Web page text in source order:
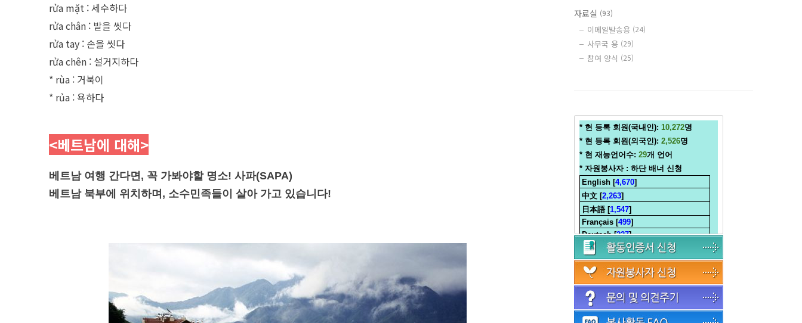
rửa mặt : 세수하다
rửa chân : 발을 씻다
rửa tay : 손을 씻다
rửa chên : 설거지하다
* rùa : 거북이
* rủa : 욕하다
<베트남에 대해>
베트남 여행 간다면, 꼭 가봐야할 명소! 사파(SAPA)
베트남 북부에 위치하며, 소수민족들이 살아 가고 있습니다!
자료실 (93)
이메일발송용 (24)
사무국 용 (29)
참여 양식 (25)